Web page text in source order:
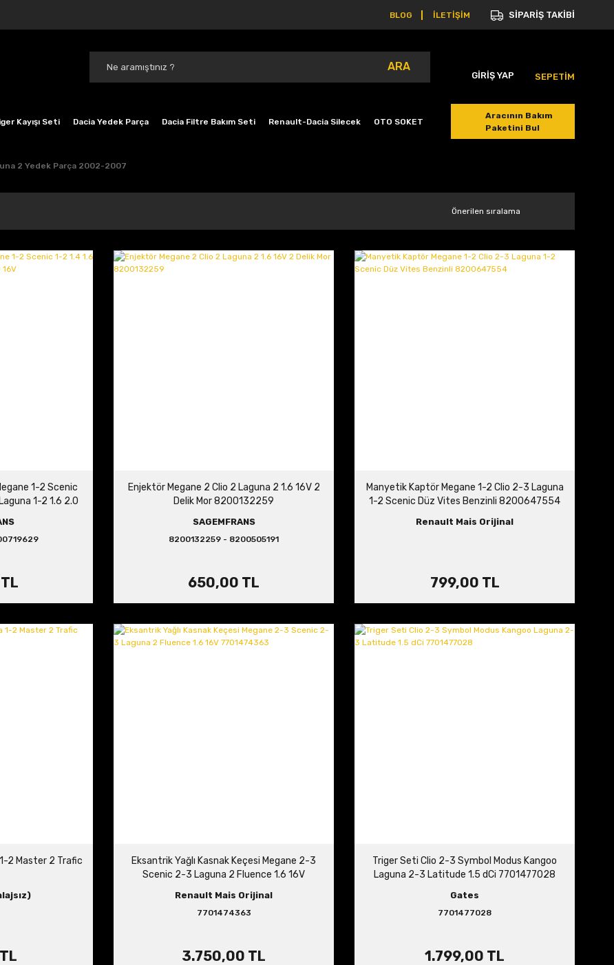
BLOG İLETİŞİM SİPARİŞ TAKİBİ
ARA
GİRİŞ YAP SEPETİM
Kayışı Seti Dacia Yedek Parça Dacia Filtre Bakım Seti Renault-Dacia Silecek OTO SOKET
Aracının Bakım
Paketini Bul
2 Yedek Parça 2002-2007
1-2 Scenic
1-2 1.6 2.0
Enjektör Megane 2 Clio 2 Laguna 2 1.6 16V 2
Delik Mor 8200132259
SAGEMFRANS
8200132259 - 8200505191
650,00 TL
Manyetik Kaptör Megane 1-2 Clio 2-3 Laguna
1-2 Scenic Düz Vites Benzinli 8200647554
Renault Mais Orijinal
799,00 TL
2 Master 2 Trafic
Eksantrik Yağlı Kasnak Keçesi Megane 2-3
Scenic 2-3 Laguna 2 Fluence 1.6 16V
Renault Mais Orijinal
7701474363
3.750,00 TL
Triger Seti Clio 2-3 Symbol Modus Kangoo
Laguna 2-3 Latitude 1.5 dCi 7701477028
Gates
7701477028
1.799,00 TL